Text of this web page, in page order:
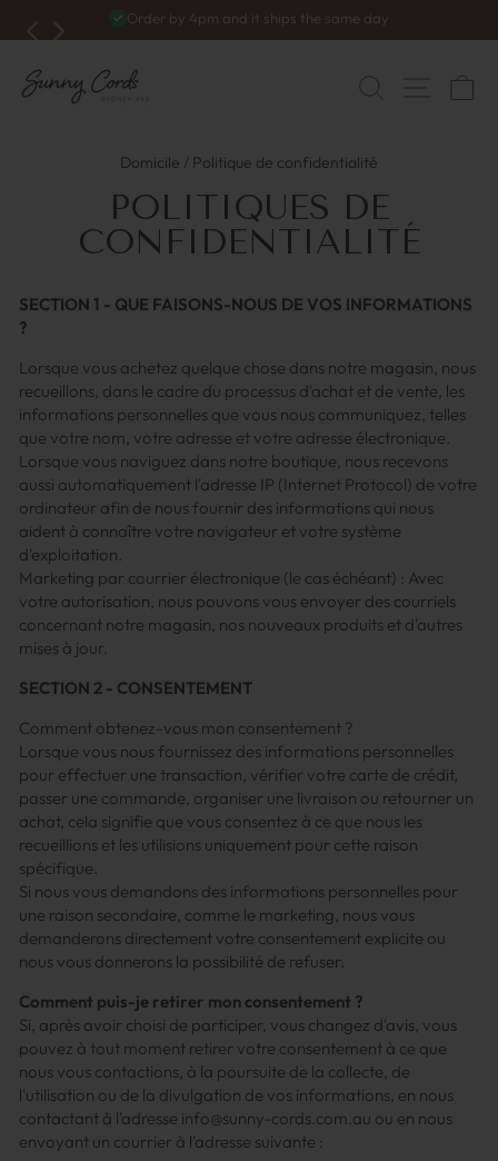
Pause
Order by 4pm and it ships the same day
Domicile / Politique de confidentialité
POLITIQUES DE
CONFIDENTIALITÉ
SECTION 1 - QUE FAISONS-NOUS DE VOS INFORMATIONS
?
Lorsque vous achetez quelque chose dans notre magasin, nous
recueillons, dans le cadre du processus d'achat et de vente, les
informations personnelles que vous nous communiquez, telles
que votre nom, votre adresse et votre adresse électronique.
Lorsque vous naviguez dans notre boutique, nous recevons
aussi automatiquement l'adresse IP (Internet Protocol) de votre
ordinateur afin de nous fournir des informations qui nous
aident à connaître votre navigateur et votre système
d'exploitation.
Marketing par courrier électronique (le cas échéant) : Avec
votre autorisation, nous pouvons vous envoyer des courriels
concernant notre magasin, nos nouveaux produits et d'autres
mises à jour.
SECTION 2 - CONSENTEMENT
Comment obtenez-vous mon consentement ?
Lorsque vous nous fournissez des informations personnelles
pour effectuer une transaction, vérifier votre carte de crédit,
passer une commande, organiser une livraison ou retourner un
achat, cela signifie que vous consentez à ce que nous les
recueillions et les utilisions uniquement pour cette raison
spécifique.
Si nous vous demandons des informations personnelles pour
une raison secondaire, comme le marketing, nous vous
demanderons directement votre consentement explicite ou
nous vous donnerons la possibilité de refuser.
Comment puis-je retirer mon consentement ?
Si, après avoir choisi de participer, vous changez d'avis, vous
pouvez à tout moment retirer votre consentement à ce que
nous vous contactions, à la poursuite de la collecte, de
l'utilisation ou de la divulgation de vos informations, en nous
contactant à l'adresse info@sunny-cords.com.au ou en nous
envoyant un courrier à l'adresse suivante :